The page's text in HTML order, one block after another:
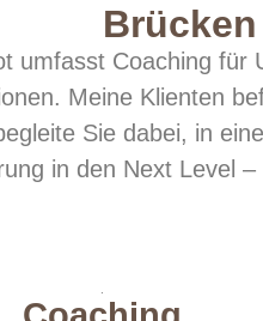
umfasst Coaching für
Meine Klienten
Sie dabei, in
in den Next Level